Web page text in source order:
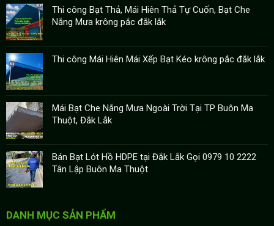
Thi công Bạt Thả, Mái Hiên Thả Tự Cuốn, Bạt Che
Nắng Mưa krông pắc đắk lắk
Thi công Mái Hiên Mái Xếp Bạt Kéo krông pắc đắk lắk
Mái Bạt Che Nắng Mưa Ngoài Trời Tại TP Buôn Ma
Thuột, Đắk Lắk
Bán Bạt Lót Hồ HDPE tại Đắk Lắk Gọi 0979 10 2222
Tân Lập Buôn Ma Thuột
DANH MỤC SẢN PHẨM